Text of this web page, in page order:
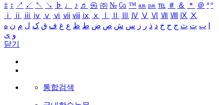
‡ ↕ ↗ ↙ ↖ ↘ ♭ ♩ ♪ ♬ ㉿ ㈜ № ㏇ ™ ㏂ ㏘ ℡ ＃ ＆ ＊ ＠ ª º
ⅰ
ⅱ ⅲ ⅳ ⅴ ⅵ ⅶ ⅷ ⅸ ⅹ Ⅳ Ⅴ Ⅵ Ⅶ Ⅷ Ⅸ Ⅹ
ب ت ث ج ح خ د ذ ر ز س ش ص ض ط ظ ع غ ف ق ک ل م ن ه
و ی
닫기
통합검색